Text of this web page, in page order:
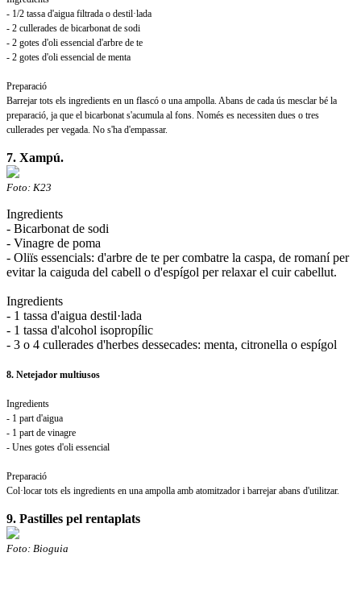
- 1/2 tassa d'aigua filtrada o destil·lada
- 2 cullerades de bicarbonat de sodi
- 2 gotes d'oli essencial d'arbre de te
- 2 gotes d'oli essencial de menta
Preparació
Barrejar tots els ingredients en un flascó o una ampolla. Abans de cada ús mesclar bé la
preparació, ja que el bicarbonat s'acumula al fons. Només es necessiten dues o tres
cullerades per vegada. No s'ha d'empassar.
7. Xampú.
Foto: K23
Ingredients
- Bicarbonat de sodi
- Vinagre de poma
- Oliïs essencials: d'arbre de te per combatre la caspa, de romaní per
evitar la caiguda del cabell o d'espígol per relaxar el cuir cabellut.
Ingredients
- 1 tassa d'aigua destil·lada
- 1 tassa d'alcohol isopropílic
- 3 o 4 cullerades d'herbes dessecades: menta, citronella o espígol
8. Netejador multiusos
Ingredients
- 1 part d'aigua
- 1 part de vinagre
- Unes gotes d'oli essencial
Preparació
Col·locar tots els ingredients en una ampolla amb atomitzador i barrejar abans d'utilitzar.
9. Pastilles pel rentaplats
Foto: Bioguia